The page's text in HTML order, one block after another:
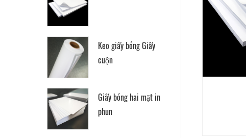
Keo giấy bóng Giấy
cuộn
Giấy bóng hai mặt in
phun